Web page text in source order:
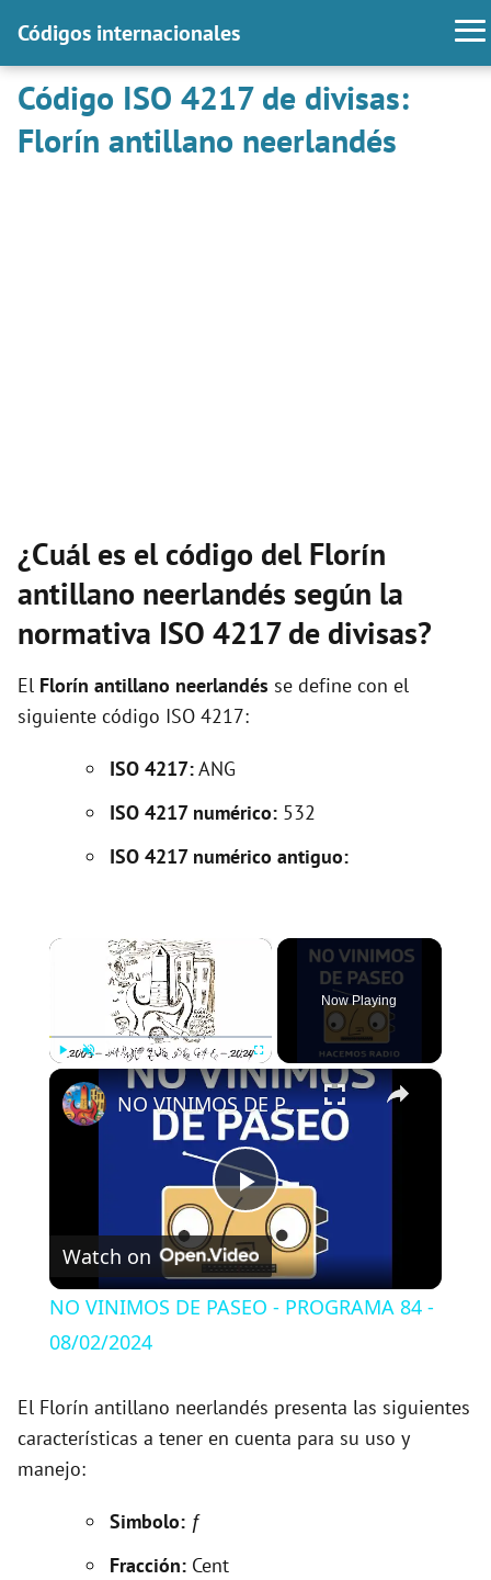
Códigos internacionales
Código ISO 4217 de divisas:
Florín antillano neerlandés
¿Cuál es el código del Florín
antillano neerlandés según la
normativa ISO 4217 de divisas?
El Florín antillano neerlandés se define con el
siguiente código ISO 4217:
ISO 4217:ANG
ISO 4217 numérico: 532
ISO 4217 numérico antiguo:
×
Fullscreen
Now Playing
×
P
l
y
NO VINIMOS DE PASEO - PROGRAMA 84 - 08/02/2024
Watch on
NO VINIMOS DE PASEO - PROGRAMA 84 -
08/02/2024
El Florín antillano neerlandés presenta las siguientes
características a tener en cuenta para su uso y
manejo:
Simbolo: ƒ
Fracción: Cent